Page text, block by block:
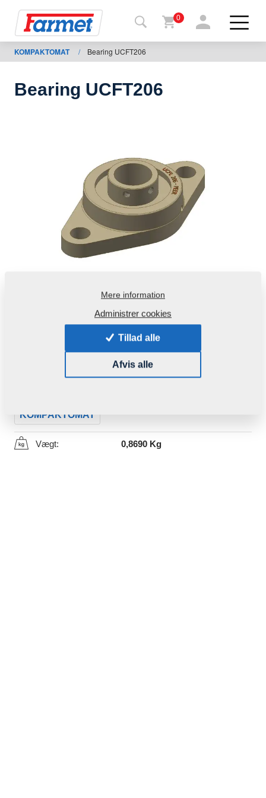
Tilbage
til web
Farmet
0
KOMPAKTOMAT / Bearing UCFT206
Bearing UCFT206
Produktkode: m16160
Oprindeligt katalognummer: m13949
KOMPAKTOMAT
Vægt: 0,8690 Kg
Mere information
Administrer cookies
Tillad alle
Afvis alle